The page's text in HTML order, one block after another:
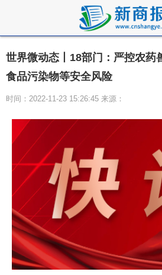
世界微动态丨18部门：严控农药
食品污染物等安全风险
时间：2022-11-23 15:26:45 来源：